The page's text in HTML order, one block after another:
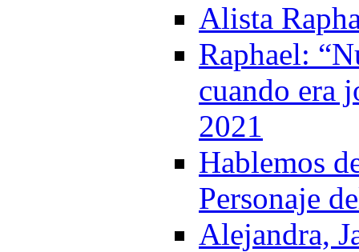
Alista
Raphael:
cuando era
2021
Hablemos
Personaje
Alejandra,